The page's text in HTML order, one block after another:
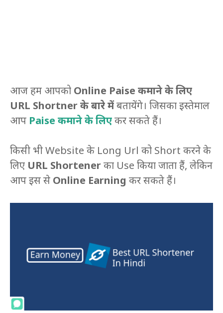
आज हम आपको Online Paise कमाने के लिए
URL Shortner के बारे मेंबतायेंगे। जिसका इस्तेमाल
आप Paise कमाने के लिएकर सकते हैं।
किसी भी Website के Long Url को Short करने के
लिए URL Shortenerका Use किया जाता हैं, लेकिन
आप इस से Online Earning कर सकते हैं।